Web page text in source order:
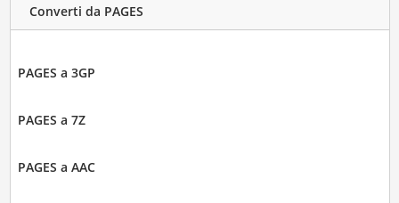
Converti da PAGES
PAGES a 3GP
PAGES a 7Z
PAGES a AAC